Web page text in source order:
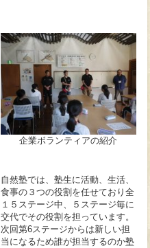
企業ボランティアの紹介
自然塾では、塾生に活動、生活、
食事の３つの役割を任せており全
１５ステージ中、５ステージ毎に
交代でその役割を担っています。
次回第6ステージからは新しい担
当になるため誰が担当するのか塾